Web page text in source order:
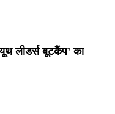
यूथ लीडर्स बूटकैंप’ का